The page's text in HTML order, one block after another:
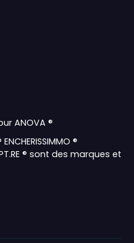
ANOVA ®
®
® sont des marques et